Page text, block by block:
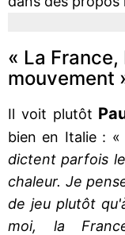
« La
mouvement
Il voit plutôt
bien en Italie : «
dictent parfois
chaleur. Je
de jeu plutôt
moi, la